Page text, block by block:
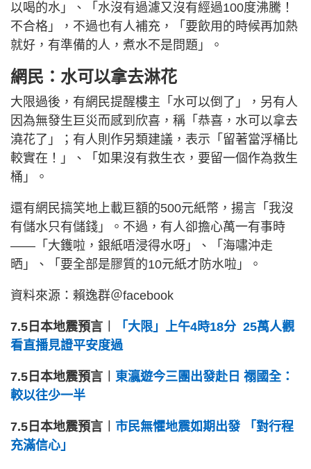
以喝的水」、「水沒有過濾又沒有經過100度沸騰！
不合格」，不過也有人補充，「要飲用的時候再加熱
就好，有準備的人，煮水不是問題」。
網民：水可以拿去淋花
大限過後，有網民提醒樓主「水可以倒了」，另有人
因為無發生巨災而感到欣喜，稱「恭喜，水可以拿去
澆花了」；有人則作另類建議，表示「留著當浮桶比
較實在！」、「如果沒有救生衣，要留一個作為救生
桶」。
還有網民搞笑地上載巨額的500元紙幣，揚言「我沒
有儲水只有儲錢」。不過，有人卻擔心萬一有事時
——「大鑊啦，銀紙唔浸得水呀」、「海嘯沖走
晒」、「要全部是膠質的10元紙才防水啦」。
資料來源：賴逸群＠facebook
7.5日本地震預言︱
「大限」上午4時18分 25萬人觀
看直播見證平安度過
7.5日本地震預言︱ 東瀛遊今三團出發赴日 禤國全：
較以往少一半
7.5日本地震預言︱ 市民無懼地震如期出發 「對行程
充滿信心」